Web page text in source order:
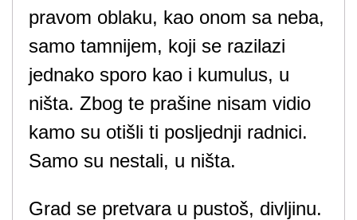
pravom oblaku, kao onom sa neba,
samo tamnijem, koji se razilazi
jednako sporo kao i kumulus, u
ništa. Zbog te prašine nisam vidio
kamo su otišli ti posljednji radnici.
Samo su nestali, u ništa.
Grad se pretvara u pustoš, divljinu.